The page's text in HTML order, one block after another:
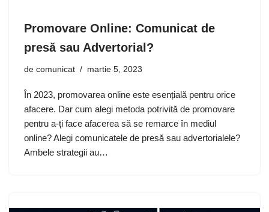
Promovare Online: Comunicat de
presă sau Advertorial?
de comunicat martie 5, 2023
În 2023, promovarea online este esențială pentru orice
afacere. Dar cum alegi metoda potrivită de promovare
pentru a-ți face afacerea să se remarce în mediul
online? Alegi comunicatele de presă sau advertorialele?
Ambele strategii au…